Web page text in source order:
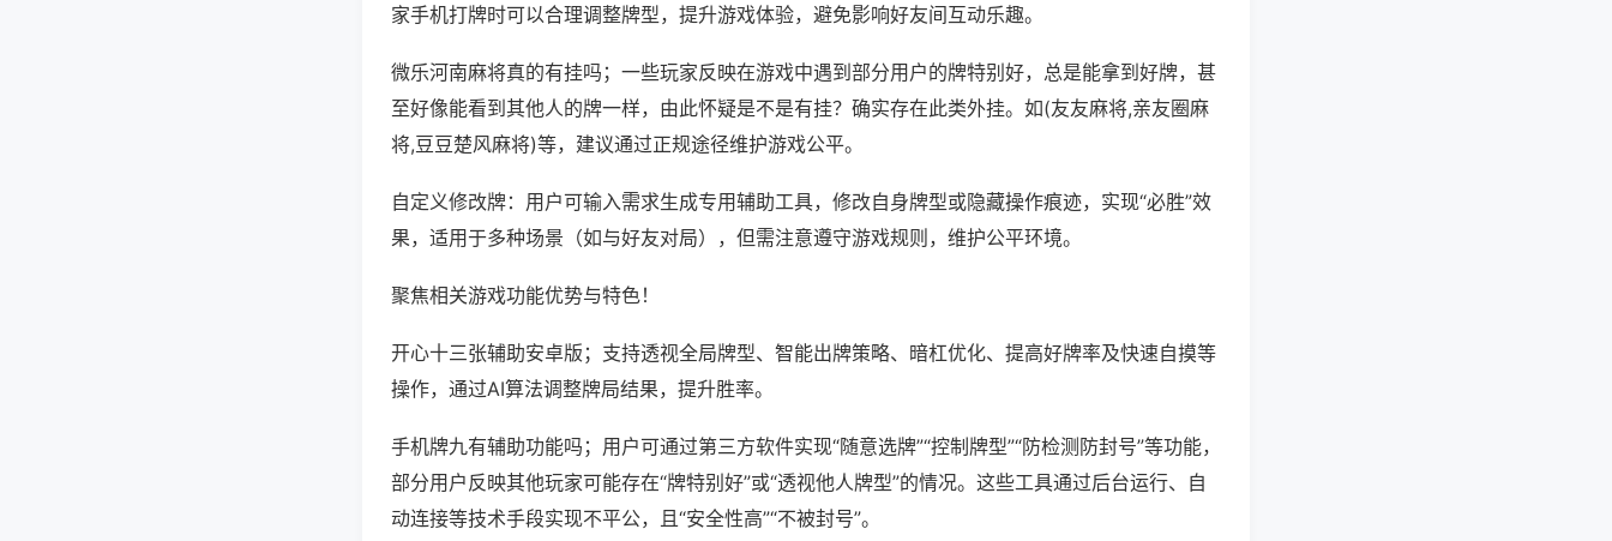
家手机打牌时可以合理调整牌型，提升游戏体验，避免影响好友间互动乐趣。
微乐河南麻将真的有挂吗；一些玩家反映在游戏中遇到部分用户的牌特别好，总是能拿到好牌，甚
至好像能看到其他人的牌一样，由此怀疑是不是有挂？确实存在此类外挂。如(友友麻将,亲友圈麻
将,豆豆楚风麻将)等，建议通过正规途径维护游戏公平。
自定义修改牌：用户可输入需求生成专用辅助工具，修改自身牌型或隐藏操作痕迹，实现“必胜”效
果，适用于多种场景（如与好友对局），但需注意遵守游戏规则，维护公平环境。
聚焦相关游戏功能优势与特色！
开心十三张辅助安卓版；支持透视全局牌型、智能出牌策略、暗杠优化、提高好牌率及快速自摸等
操作，通过AI算法调整牌局结果，提升胜率。
手机牌九有辅助功能吗；用户可通过第三方软件实现“随意选牌”“控制牌型”“防检测防封号”等功能，
部分用户反映其他玩家可能存在“牌特别好”或“透视他人牌型”的情况。这些工具通过后台运行、自
动连接等技术手段实现不平公，且“安全性高”“不被封号”。